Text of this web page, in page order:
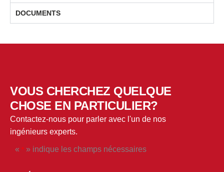
DOCUMENTS
VOUS CHERCHEZ QUELQUE
CHOSE EN PARTICULIER?
Contactez-nous pour parler avec l'un de nos
ingénieurs experts.
« * » indique les champs nécessaires